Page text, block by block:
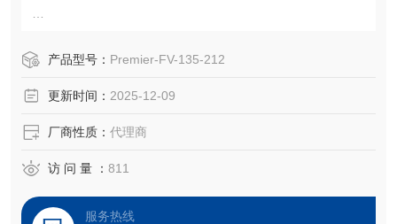
mm)；货号FV-135-212
品牌：美国Premier Lab (*）
起订量：1盒以上。
产品型号： Premier-FV-135-212
更新时间： 2025-12-09
厂商性质： 代理商
访 问 量 ： 811
服务热线